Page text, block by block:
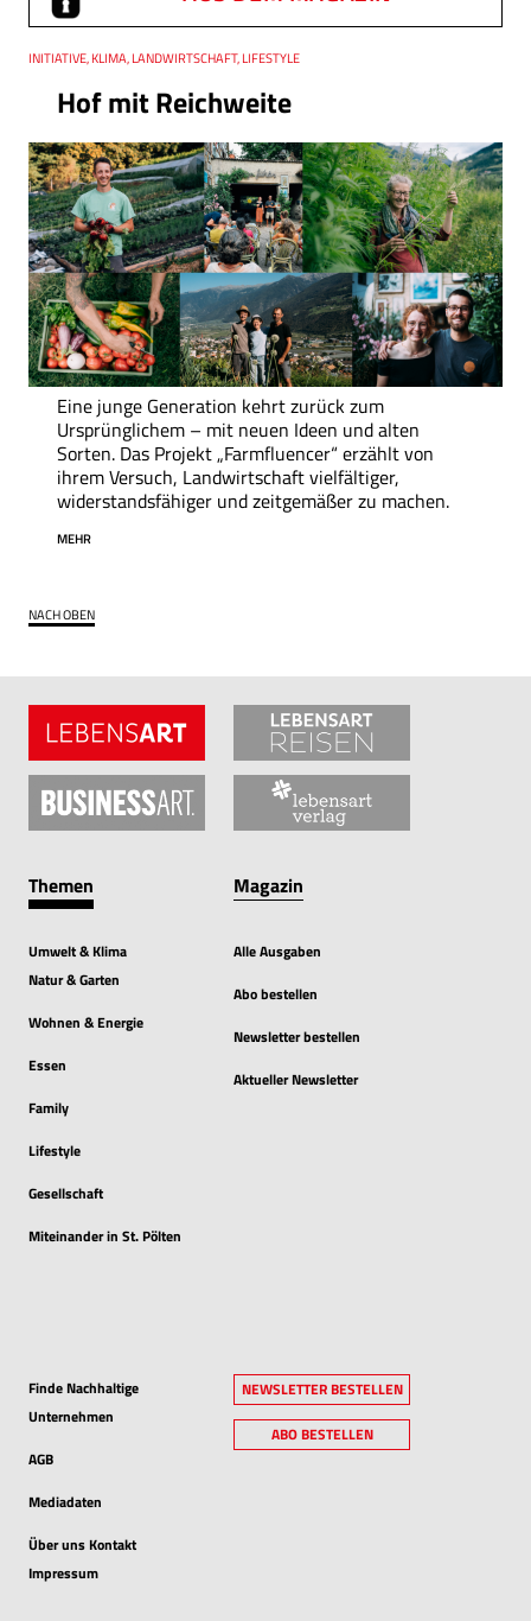
Hof mit Reichweite
Thema
INITIATIVE, KLIMA, LANDWIRTSCHAFT, LIFESTYLE
Eine junge Generation kehrt zurück zum
Ursprünglichem – mit neuen Ideen und alten
Sorten. Das Projekt „Farmfluencer“ erzählt von
ihrem Versuch, Landwirtschaft vielfältiger,
widerstandsfähiger und zeitgemäßer zu machen.
MEHR
NACH OBEN
Themen
Umwelt & Klima
Natur & Garten
Wohnen & Energie
Essen
Family
Lifestyle
Gesellschaft
Miteinander in St. Pölten
Magazin
Alle Ausgaben
Abo bestellen
Newsletter bestellen
Aktueller Newsletter
Finde Nachhaltige
Unternehmen
AGB
Mediadaten
Über uns Kontakt
Impressum
NEWSLETTER BESTELLEN
ABO BESTELLEN